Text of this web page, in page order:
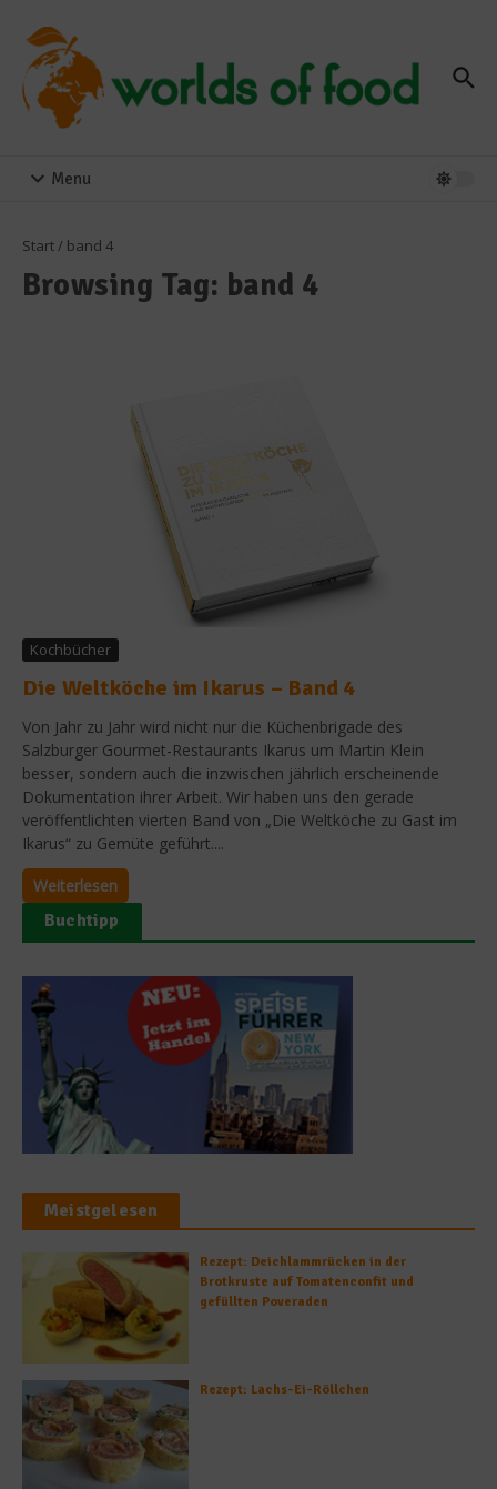
Menu
Start/ band 4
Browsing Tag: band 4
Kochbücher
Die Weltköche im Ikarus – Band 4
Von Jahr zu Jahr wird nicht nur die Küchenbrigade des
Salzburger Gourmet-Restaurants Ikarus um Martin Klein
besser, sondern auch die inzwischen jährlich erscheinende
Dokumentation ihrer Arbeit. Wir haben uns den gerade
veröffentlichten vierten Band von „Die Weltköche zu Gast im
Ikarus“ zu Gemüte geführt....
Weiterlesen
Buchtipp
Meistgelesen
Rezept: Deichlammrücken in der
Brotkruste auf Tomatenconfit und
gefüllten Poveraden
Rezept: Lachs-Ei-Röllchen